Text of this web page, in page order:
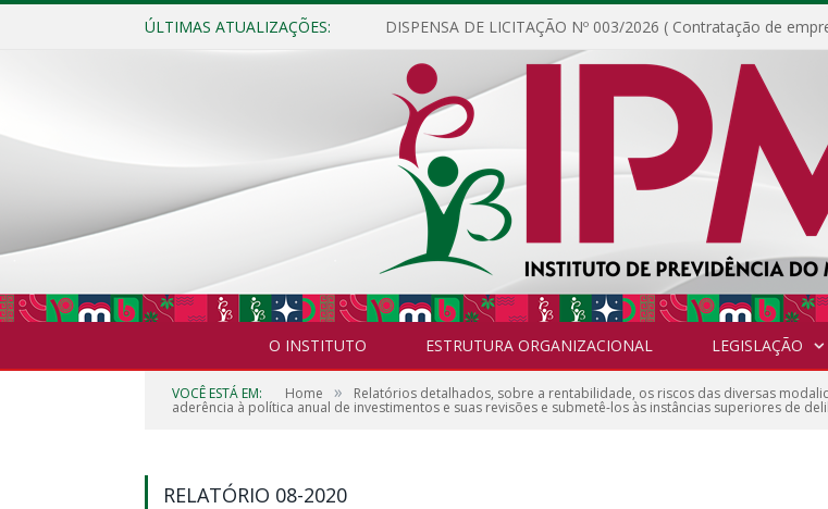
ÚLTIMAS ATUALIZAÇÕES:
O INSTITUTO ESTRUTURA ORGANIZACIONAL LEGISLAÇÃO
VOCÊ ESTÁ EM: Home » Relatórios detalhados, sobre a rentabilidade, os riscos das diversas
aderência à política anual de investimentos e suas revisões e submetê-los às instâncias superiores de
RELATÓRIO 08-2020